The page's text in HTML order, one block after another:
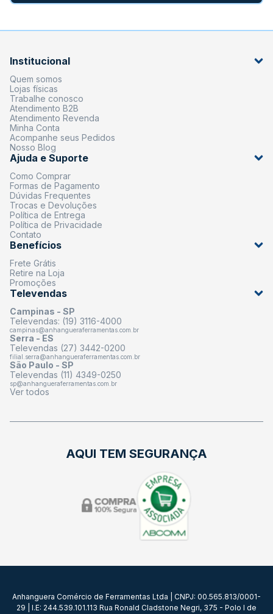
Institucional
Quem somos
Lojas físicas
Trabalhe conosco
Atendimento B2B
Atendimento Revenda
Minha Conta
Acompanhe seus Pedidos
Nosso Blog
Ajuda e Suporte
Como Comprar
Formas de Pagamento
Dúvidas Frequentes
Trocas e Devoluções
Política de Entrega
Política de Privacidade
Contato
Benefícios
Frete Grátis
Retire na Loja
Promoções
Televendas
Campinas - SP
Televendas: (19) 3116-4000
campinas@anhangueraferramentas.com.br
Serra - ES
Televendas (27) 3442-0200
filial.serra@anhangueraferramentas.com.br
São Paulo - SP
Televendas (11) 4349-0250
sp@anhangueraferramentas.com.br
Ver todos
AQUI TEM SEGURANÇA
Anhanguera Comércio de Ferramentas Ltda | CNPJ: 00.565.813/0001-
29 | I.E: 244.539.101.113 Rua Ronald Cladstone Negri, 375 - Polo I de